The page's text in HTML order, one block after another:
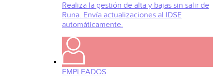
Realiza la gestión de alta y bajas sin salir de
Runa. Envía actualizaciones al IDSE
automáticamente.
EMPLEADOS